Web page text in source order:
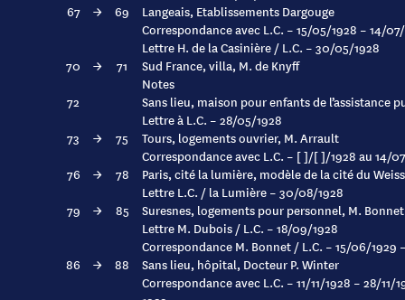
67
→ 69
Langeais, Etablissements Dargouge
Correspondance avec L.C. – 15/05/1928 – 14/
Lettre H. de la Casinière / L.C. – 30/05/1928
70
→ 71
Sud France, villa, M. de Knyff
Notes
72
Sans lieu, maison pour enfants de l’assistance
Lettre à L.C. – 28/05/1928
73
→ 75
Tours, logements ouvrier, M. Arrault
Correspondance avec L.C. – [ ]/[ ]/1928 au 14/
76
→ 78
Paris, cité la lumière, modèle de la cité du
Lettre L.C. / la Lumière – 30/08/1928
79
→ 85
Suresnes, logements pour personnel, M. Bonnet
Lettre M. Dubois / L.C. – 18/09/1928
Correspondance M. Bonnet / L.C. – 15/06/1929
86
→ 88
Sans lieu, hôpital, Docteur P. Winter
Correspondance avec L.C. – 11/11/1928 – 28/11/